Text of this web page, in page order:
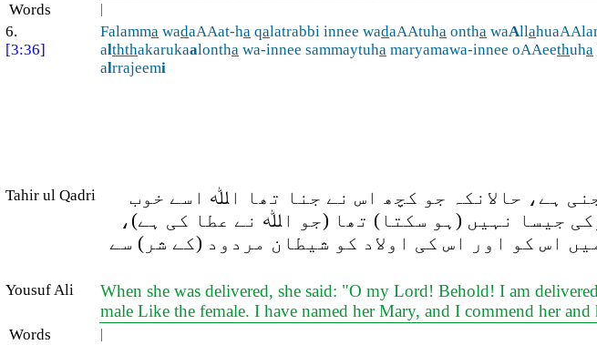
Words |
6.
[3:36]
Falamma wadaAAat-ha qalatrabbi innee wadaAAtuha ontha waAlla
alththakarukaalontha wa-innee sammaytuha maryamawa-innee oAAeethuha
alrrajeemi
Tahir ul Qadri
ہے، حالانکہ جو کچھ اس نے جنا تھا اﷲ اسے خوب
جیسا نہیں (ہو سکتا) تھا (جو اﷲ نے عطا کی ہے)،
اس کو اور اس کی اولاد کو شیطان مردود (کے شر) سے
Yousuf Ali
When she was delivered, she said: "O my Lord! Behold! I am
male Like the female. I have named her Mary, and I commend her
Words |